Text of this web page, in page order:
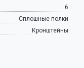
6
Сплошные полки
Кронштейны